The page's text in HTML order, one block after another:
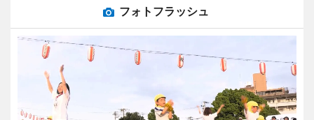
フォトフラッシュ